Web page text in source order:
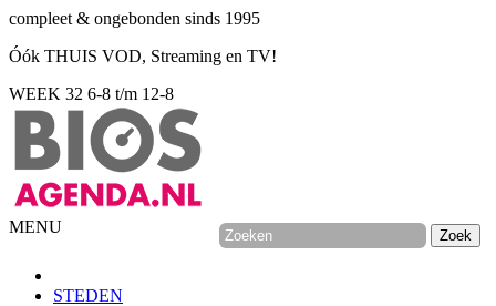
compleet & ongebonden sinds 1995
Óók THUIS VOD, Streaming en TV!
WEEK 32 6-8 t/m 12-8
MENU
STEDEN